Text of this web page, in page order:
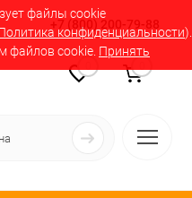
файлы cookie
конфиденциальности).
файлов cookie. Принять
+7 (800) 200-79-88